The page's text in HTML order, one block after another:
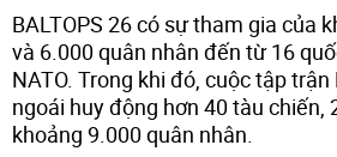
BALTOPS 26 có sự tham gia của
và 6.000 quân nhân đến từ 16
NATO. Trong khi đó, cuộc tập trận
ngoái huy động hơn 40 tàu chiến,
khoảng 9.000 quân nhân.